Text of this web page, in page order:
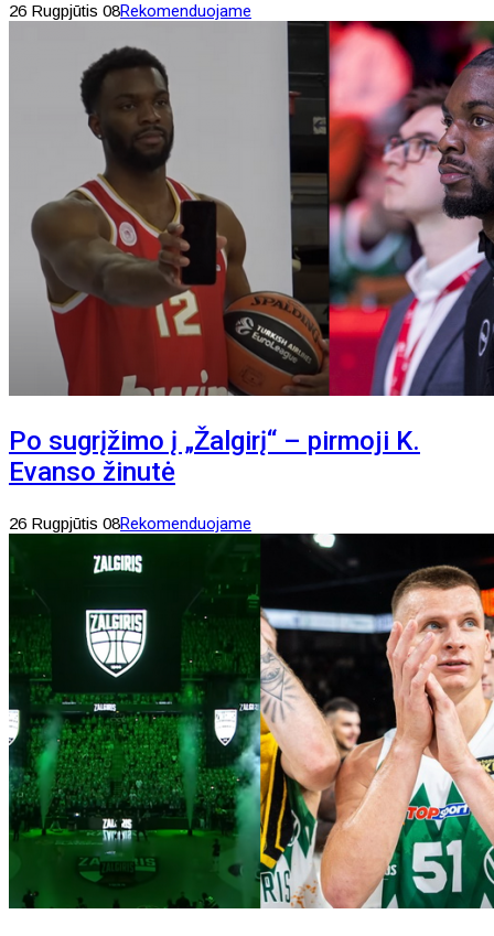
26 Rugpjūtis 08Rekomenduojame
Po sugrįžimo į „Žalgirį“ – pirmoji K.
Evanso žinutė
26 Rugpjūtis 08Rekomenduojame